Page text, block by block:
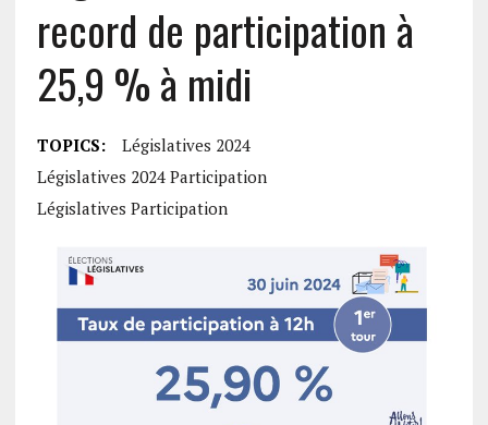
record de participation à
25,9 % à midi
TOPICS:
Législatives 2024
Législatives 2024 Participation
Législatives Participation